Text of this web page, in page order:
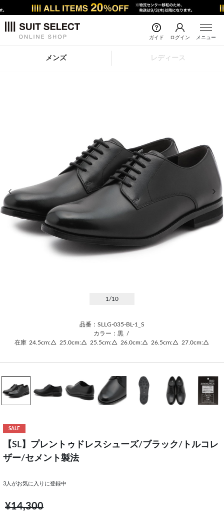
ガイド ログイン メニュー
メンズ レディース
前の画像 次
1 /10
品番：SLLG-035-BL-1_S
カラー：黒 /
在庫 24.5cm:△ 25.0cm:△ 25.5cm:△ 26.0cm:△ 26.5cm:△ 27.0cm:△
SALE
【SL】プレントゥドレスシューズ/ブラック/トルコレ
ザー/セメント製法
3 人がお気に入りに登録中
¥14,300